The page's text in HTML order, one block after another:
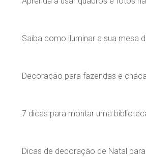
Saiba como iluminar a sua mesa
Decoração para fazendas e
7 dicas para montar uma
Dicas de decoração de Natal